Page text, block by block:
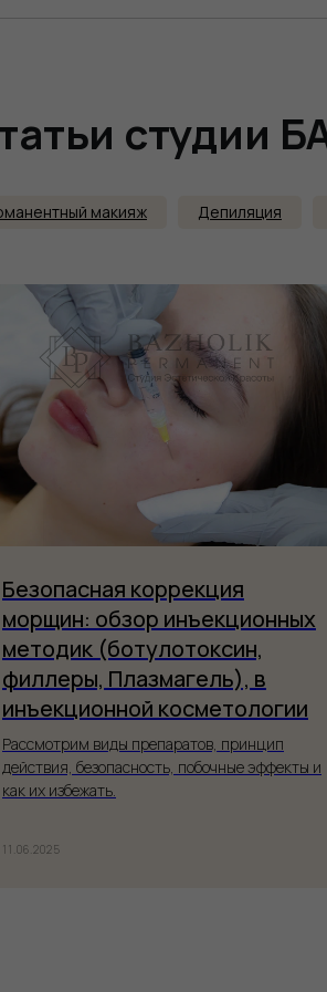
студии
макияж Депиляция
Безопасная коррекция
морщин: обзор инъекционных
методик (ботулотоксин,
филлеры, Плазмагель), в
инъекционной косметологии
Рассмотрим виды препаратов, принцип
действия, безопасность, побочные эффекты и
как их избежать.
11.06.2025